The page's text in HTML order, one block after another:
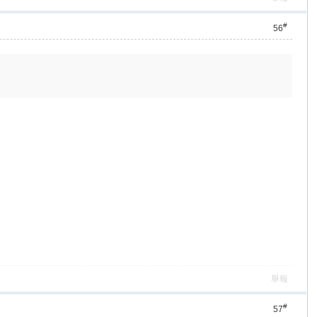
56#
舉報
57#